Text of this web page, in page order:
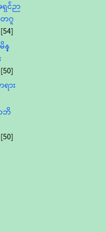
င်ဉာ
ဂူ
[54]
န္
[50]
ရား
ာဘိ
[50]